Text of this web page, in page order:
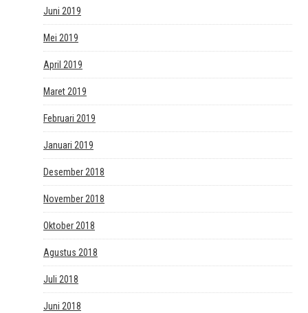
Juni 2019
Mei 2019
April 2019
Maret 2019
Februari 2019
Januari 2019
Desember 2018
November 2018
Oktober 2018
Agustus 2018
Juli 2018
Juni 2018